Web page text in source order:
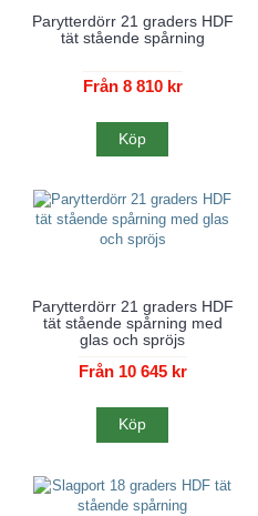
Parytterdörr 21 graders HDF
tät stående spårning
Från 8 810 kr
Köp
Parytterdörr 21 graders HDF
tät stående spårning med
glas och spröjs
Från 10 645 kr
Köp